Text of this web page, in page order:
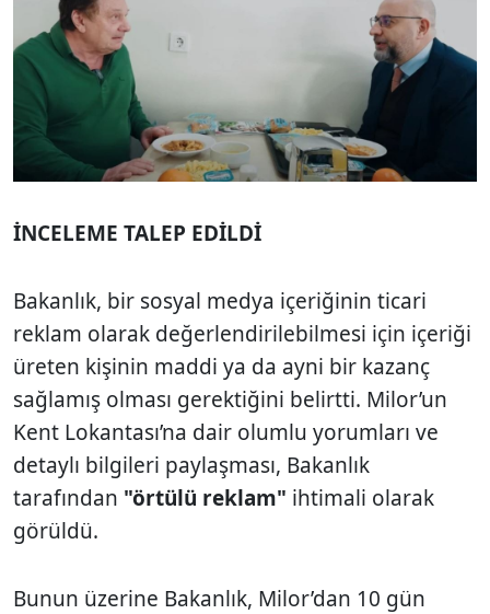
İNCELEME TALEP EDİLDİ
Bakanlık, bir sosyal medya içeriğinin ticari
reklam olarak değerlendirilebilmesi için içeriği
üreten kişinin maddi ya da ayni bir kazanç
sağlamış olması gerektiğini belirtti. Milor’un
Kent Lokantası’na dair olumlu yorumları ve
detaylı bilgileri paylaşması, Bakanlık
tarafından "örtülü reklam" ihtimali olarak
görüldü.
Bunun üzerine Bakanlık, Milor’dan 10 gün